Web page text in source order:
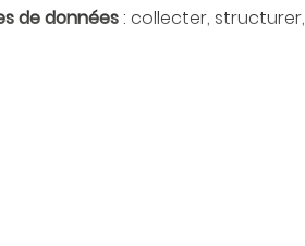
de données: collecter, structurer,
données...